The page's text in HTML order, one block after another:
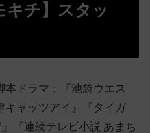
チ】スタッ
本ドラマ：『池袋ウエス
キャッツアイ』『タイガ
『連続テレビ小説 あまち